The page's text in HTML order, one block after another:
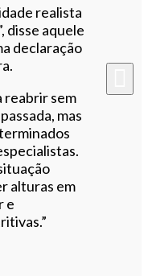
realista
disse aquele
declaração
reabrir sem
mas
alturas em
e